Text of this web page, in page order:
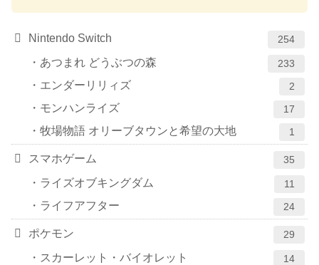
Nintendo Switch 254
あつまれ どうぶつの森 233
エンダーリリィズ 2
モンハンライズ 17
牧場物語 オリーブタウンと希望の大地 1
スマホゲーム 35
ライズオブキングダム 11
ライフアフター 24
ポケモン 29
スカーレット・バイオレット 14